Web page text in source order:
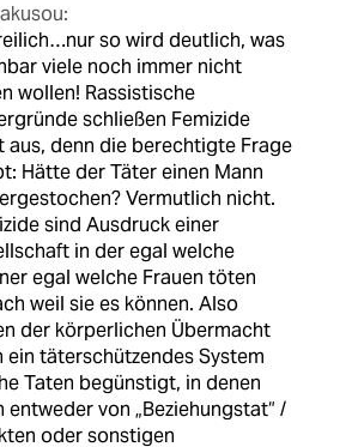
so wird deutlich, was
viele noch immer nicht
wollen! Rassistische
schließen Femizide
aus, denn die berechtigte Frage
Hätte der Täter einen Mann
Vermutlich nicht.
sind Ausdruck einer
in der egal welche
egal welche Frauen töten
weil sie es können. Also
der körperlichen Übermacht
ein täterschützendes System
Taten begünstigt, in denen
entweder von „Beziehungstat“ /
oder sonstigen